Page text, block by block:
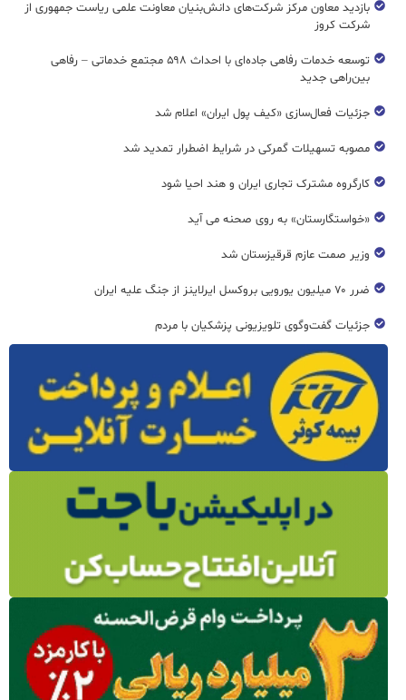
بازدید معاون مرکز شرکت‌های دانش‌بنیان معاونت علمی ریاست جمهوری از
شرکت کروز
توسعه خدمات رفاهی جاده‌ای با احداث ۵۹۸ مجتمع خدماتی – رفاهی
بین‌راهی جدید
جزئیات فعال‌سازی «کیف پول ایران» اعلام شد
مصوبه تسهیلات گمرکی در شرایط اضطرار تمدید شد
کارگروه مشترک تجاری ایران و هند احیا شود
«خواستگارستان» به روی صحنه می آید
وزیر صمت عازم قرقیزستان شد
ضرر ۷۰ میلیون یورویی بروکسل ایرلاینز از جنگ علیه ایران
جزئیات گفت‌وگوی تلویزیونی پزشکیان با مردم